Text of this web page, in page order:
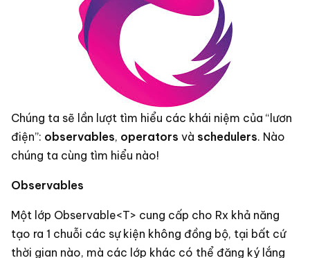
Chúng ta sẽ lần lượt tìm hiểu các khái niệm của “lươn
điện”: observables, operators và schedulers. Nào
chúng ta cùng tìm hiểu nào!
Observables
Một lớp Observable<T> cung cấp cho Rx khả năng
tạo ra 1 chuỗi các sự kiện không đồng bộ, tại bất cứ
thời gian nào, mà các lớp khác có thể đăng ký lắng